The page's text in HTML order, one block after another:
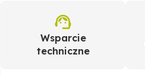
Wsparcie
techniczne